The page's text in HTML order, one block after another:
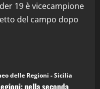
19 è vicecampione
del campo dopo
delle Regioni - Sicilia